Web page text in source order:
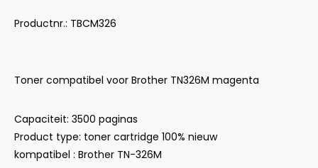
Productnr.: TBCM326
Toner compatibel voor Brother TN326M magenta
Capaciteit: 3500 paginas
Product type: toner cartridge 100% nieuw
kompatibel : Brother TN-326M